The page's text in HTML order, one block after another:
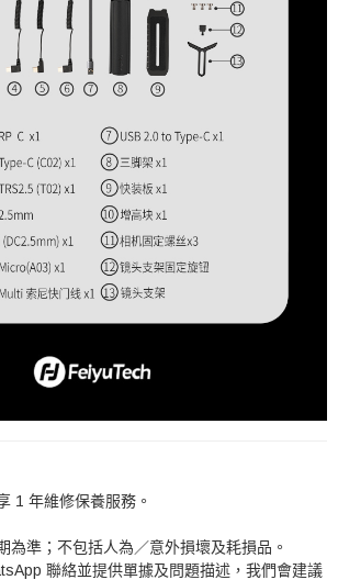
1 年維修保養服務。
為準；不包括人為／意外損壞及耗損品。
聯絡並提供單據及問題描述，我們會建議